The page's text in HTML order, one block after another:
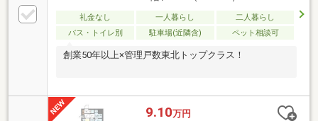
礼金なし 一人暮らし
二人暮らし
バス・トイレ別
駐車場(近隣含) ペット相談可
創業50年以上×管理戸数東北トップクラス！
9.10万円